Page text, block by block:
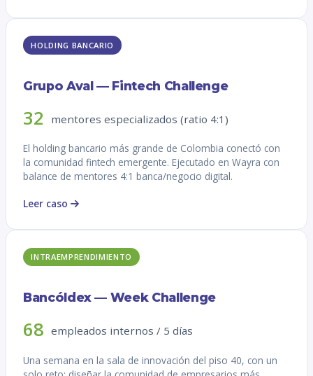
HOLDING BANCARIO
Grupo Aval — Fintech Challenge
32 mentores especializados (ratio 4:1)
El holding bancario más grande de Colombia conectó con
la comunidad fintech emergente. Ejecutado en Wayra con
balance de mentores 4:1 banca/negocio digital.
Leer caso
INTRAEMPRENDIMIENTO
Bancóldex — Week Challenge
68 empleados internos / 5 días
Una semana en la sala de innovación del piso 40, con un